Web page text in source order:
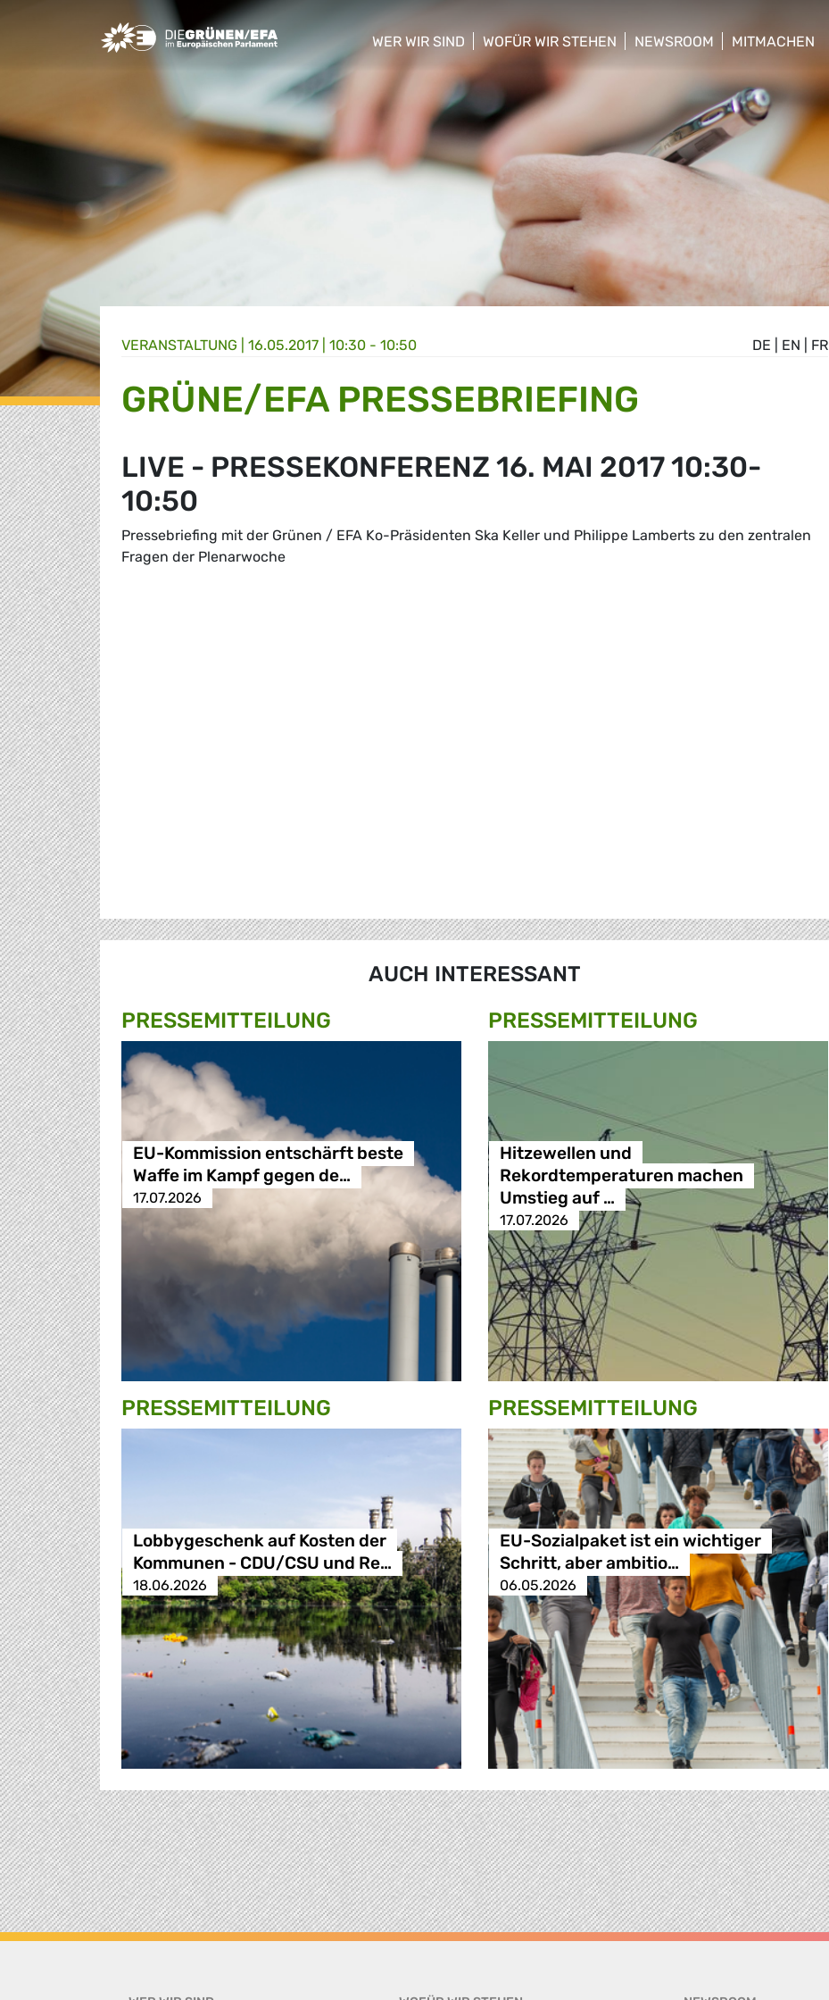
Greens/EFA Home
WER WIR SIND
show/hide sub menu
WOFÜR WIR STEHEN
show/hide sub menu
NEWSROOM
MITMACHEN
DE EN FR
VERANSTALTUNG 16.05.2017 | 10:30 - 10:50
GRÜNE/EFA PRESSEBRIEFING
LIVE - PRESSEKONFERENZ 16. MAI 2017 10:30-
10:50
Pressebriefing mit der Grünen / EFA Ko-Präsidenten Ska Keller und Philippe Lamberts zu den zentralen
Fragen der Plenarwoche
AUCH INTERESSANT
PRESSE­MITTEILUNG
EU-Kommission entschärft beste
Waffe im Kampf gegen de…
17.07.2026
PRESSE­MITTEILUNG
Hitzewellen und
Rekordtemperaturen machen
Umstieg auf …
17.07.2026
PRESSE­MITTEILUNG
Lobbygeschenk auf Kosten der
Kommunen - CDU/CSU und Re…
18.06.2026
PRESSE­MITTEILUNG
EU-Sozialpaket ist ein wichtiger
Schritt, aber ambitio…
06.05.2026